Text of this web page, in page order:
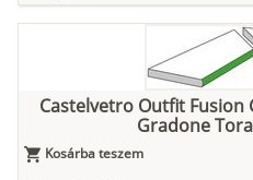
Castelvetro Outfit
Gradone
Kosárba teszem